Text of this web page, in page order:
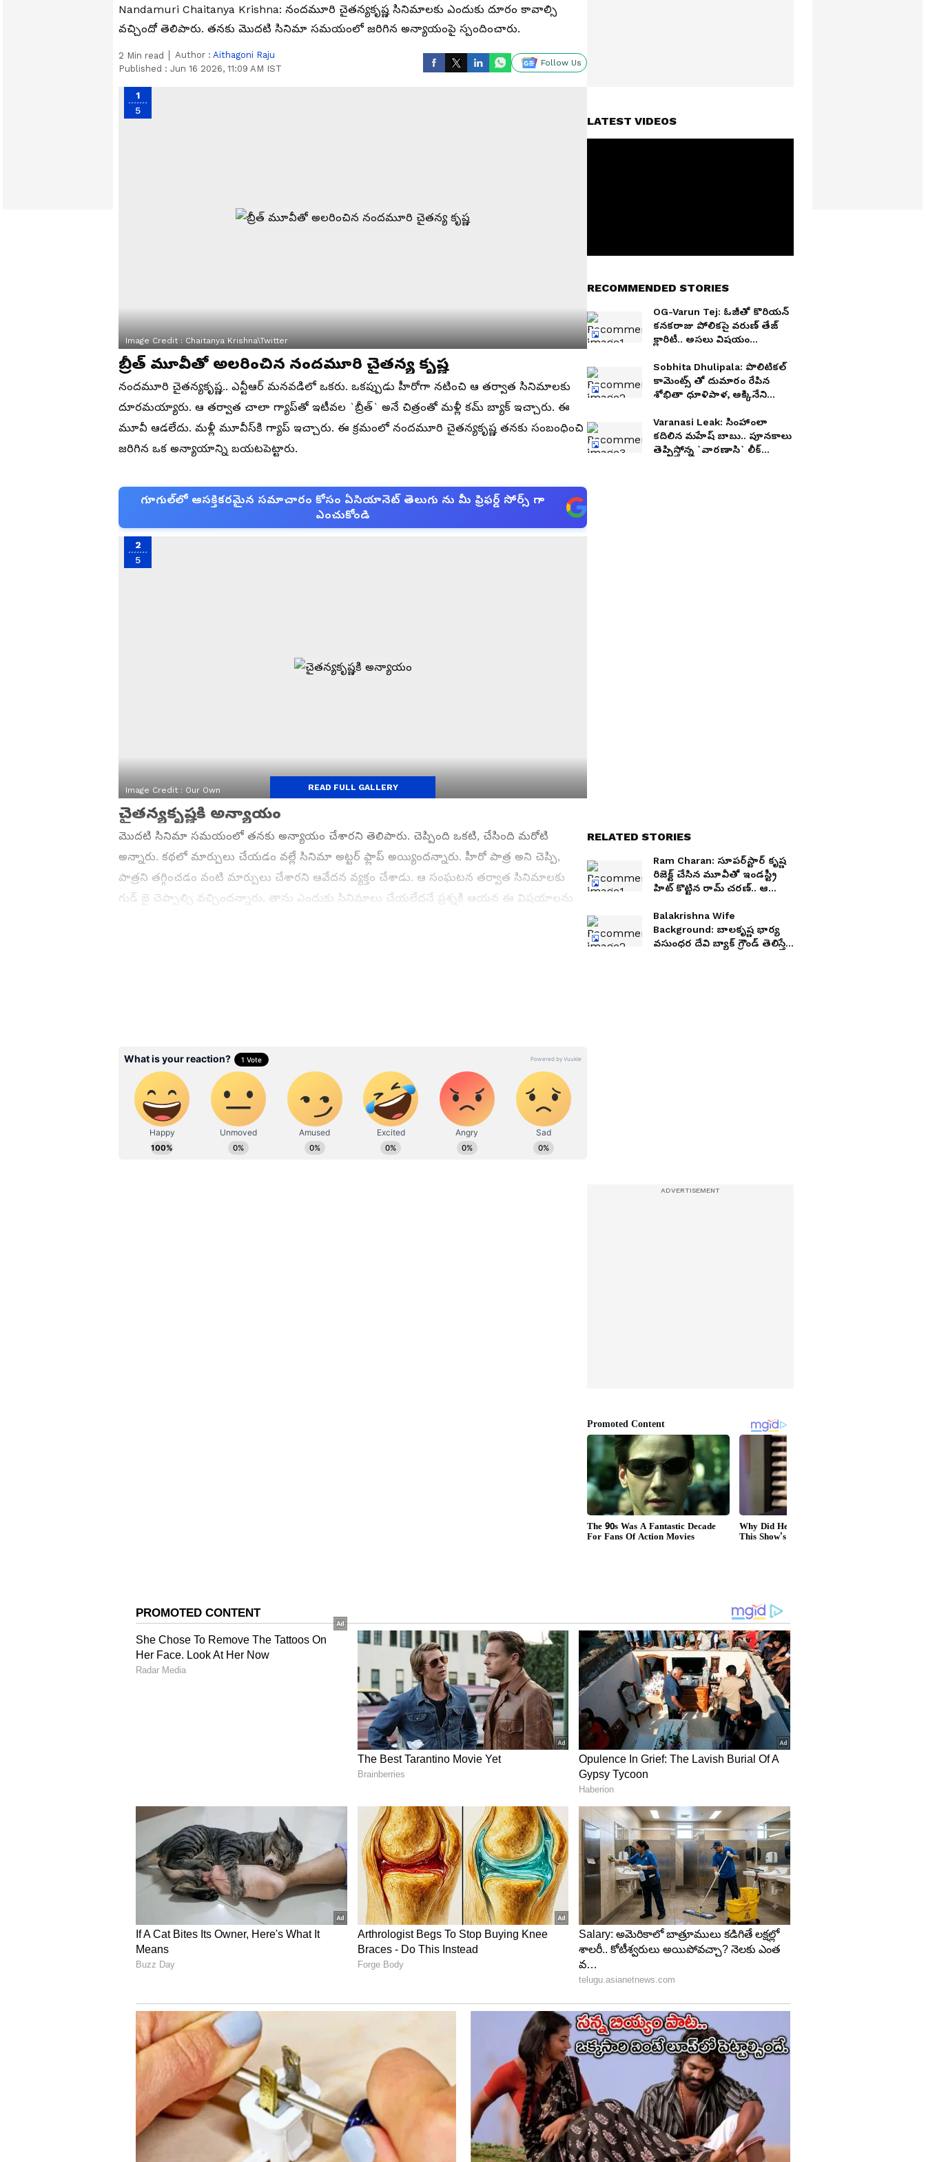
Nandamuri Chaitanya Krishna: నందమూరి చైతన్యకృష్ణ సినిమాలకు ఎందుకు దూరం కావాల్సి
వచ్చిందో తెలిపారు. తనకు మొదటి సినిమా సమయంలో జరిగిన అన్యాయంపై స్పందించారు.
2 Min read Author : Aithagoni Raju
Published : Jun 16 2026, 11:09 AM IST
Follow Us
1
5
Image Credit : Chaitanya Krishna\Twitter
బ్రీత్‌ మూవీతో అలరించిన నందమూరి చైతన్య కృష్ణ
నందమూరి చైతన్యకృష్ణ.. ఎన్టీఆర్‌ మనవడిలో ఒకరు. ఒకప్పుడు హీరోగా నటించి ఆ తర్వాత సినిమాలకు
దూరమయ్యారు. ఆ తర్వాత చాలా గ్యాప్‌తో ఇటీవల `బ్రీత్‌` అనే చిత్రంతో మళ్లీ కమ్‌ బ్యాక్‌ ఇచ్చారు. ఈ
మూవీ ఆడలేదు. మళ్లీ మూవీస్‌కి గ్యాప్‌ ఇచ్చారు. ఈ క్రమంలో నందమూరి చైతన్యకృష్ణ తనకు సంబంధించి
జరిగిన ఒక అన్యాయాన్ని బయటపెట్టారు.
గూగుల్‌లో ఆసక్తికరమైన సమాచారం కోసం ఏసియానెట్ తెలుగు ను మీ ఫ్రిఫర్డ్ సోర్స్ గా
ఎంచుకోండి
2
5
Image Credit : Our Own
చైతన్యకృష్ణకి అన్యాయం
మొదటి సినిమా సమయంలో తనకు అన్యాయం చేశారని తెలిపారు. చెప్పింది ఒకటి, చేసింది మరోటి
అన్నారు. కథలో మార్పులు చేయడం వల్లే సినిమా అట్టర్‌ ఫ్లాప్‌ అయ్యిందన్నారు. హీరో పాత్ర అని చెప్పి,
పాత్రని తగ్గించడం వంటి మార్పులు చేశారని ఆవేదన వ్యక్తం చేశాడు. ఆ సంఘటన తర్వాత సినిమాలకు
గుడ్‌ బై చెప్పాల్సి వచ్చిందన్నారు. తాను ఎందుకు సినిమాలు చేయలేదనే ప్రశ్నకి ఆయన ఈ విషయాలను
ఏంటో తెలుసా?
Image Credit :StockPhoto
ధమ్‌ మూవీలో జరిగిన అన్యాయం
సినిమాలకు దూరంగా ఉండటానికి ఇంకో కారణం చెప్పారు. చైతన్యకృష్ణ నటించిన మొదటి సినిమా `ధమ్‌`.
ఈ సినిమాలో ముగ్గురు విద్యార్థులకు హీరో రేంజ్‌ పాత్రలు ఉంటాయని, అందులో జగపతిబాబు పాత్రకి
సమానంగా తన పాత్ర ఉంటుందని చెప్పారట. కానీ షూటింగ్‌ చేసే క్రమంలో కథ మొత్తం మారిపోయిందట.
పాత్రల ప్రయారిటీ మారిపోయిందట. తనకు చెప్పింది ఒకటి, తెరపై తీసింది మరోటి అని, దాని వల్లే సినిమా
పోయిందని తెలిపారు. ఆ సినిమా విషయంలో తనకు జరిగిన అన్యాయాన్ని చూసి తట్టుకోలేకపోయినట్టు
తెలిపారు చైతన్యకృష్ణ. అందుకే సినిమాలకు దూరం కావాల్సి వచ్చిందట. మళ్లీ వ్యాపారాలు చూసుకుంటూ
ఉండిపోయినట్టు చెప్పారు. 2013-14 టైమ్‌లో ఇండస్ట్రీ కొంత క్రైసిస్‌లో ఉందని, ఆ సమయంలో సినిమాల
సక్సెస్‌ రేటు బాగా పడిపోయిందని, పైరసీ ప్రభావం చాలా ఎక్కువగా ఉంది, దీనికితోడు మంచి కథలు రాలేదు,
దీంతో ఇండస్ట్రీకి దూరంగా ఉండటమే బెటర్‌ అనుకుని సినిమాలకు దూరంగా ఉన్నట్టు చెప్పారు. ఆయన
READ FULL GALLERY
LATEST VIDEOS
RECOMMENDED STORIES
OG-Varun Tej: ఓజీతో కొరియన్‌
కనకరాజు పోలికపై వరుణ్‌ తేజ్‌
క్లారిటీ.. అసలు విషయం
Sobhita Dhulipala: పొలిటికల్
కామెంట్స్ తో దుమారం రేపిన
శోభితా ధూళిపాళ, అక్కినేని
Varanasi Leak: సింహాంలా
కదిలిన మహేష్‌ బాబు.. పూనకాలు
తెప్పిస్తోన్న `వారణాసి` లీక్
RELATED STORIES
Ram Charan: సూపర్‌స్టార్‌ కృష్ణ
రిజెక్ట్ చేసిన మూవీతో ఇండస్ట్రీ
హిట్‌ కొట్టిన రామ్‌ చరణ్‌.. ఆ
Balakrishna Wife
Background: బాలకృష్ణ భార్య
వసుంధర దేవి బ్యాక్‌ గ్రౌండ్‌ తెలిస్తే